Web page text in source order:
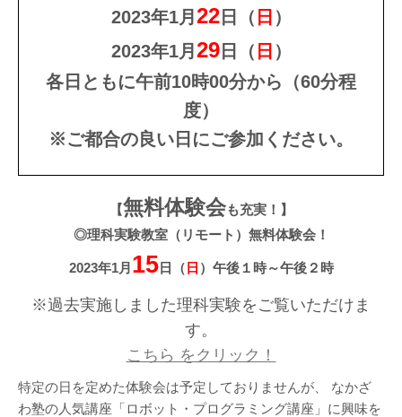
2023年1月 22日（ 日 ）
2023年1月 29日（ 日 ）
各日ともに午前10時00分から（60分程
度）
※ご都合の良い日にご参加ください。
【無料体験会も充実！】
◎理科実験教室（リモート）無料体験会！
2023年1月 15日（ 日 ）午後１時～午後２時
※過去実施しました理科実験をご覧いただけま
す。
こちら をクリック！
特定の日を定めた体験会は予定しておりませんが、 なかざ
わ塾の人気講座「ロボット・プログラミング講座」に興味を